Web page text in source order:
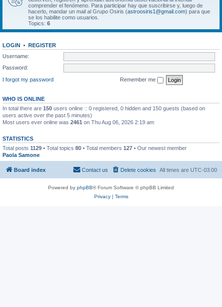
comprender el fenómeno. Para participar hay que suscribirse y, luego de
hacerlo, mandar un mail al Grupo Osiris (astroosiris1@gmail.com) para que
se los habilite como usuarios.
Topics: 6
LOGIN • REGISTER
Username:
Password:
I forgot my password
Remember me
WHO IS ONLINE
In total there are 150 users online :: 0 registered, 0 hidden and 150 guests (based on
users active over the past 5 minutes)
Most users ever online was 2461 on Thu Aug 06, 2026 2:19 am
STATISTICS
Total posts 1129 • Total topics 80 • Total members 127 • Our newest member
Paola Samone
Board index All times are UTC-03:00
Delete cookies
Contact us
Powered by phpBB® Forum Software © phpBB Limited
Privacy| Terms